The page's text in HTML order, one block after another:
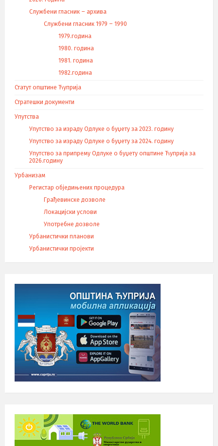
Службени гласник – архива
Службени гласник 1979 – 1990
1979.година
1980. година
1981. година
1982.година
Статут општине Ћуприја
Стратешки документи
Упутства
Упутство за израду Одлуке о буџету за 2023. годину
Упутство за израду Одлуке о буџету за 2024. годину
Упутство за припрему Одлуке о буџету општине Ћуприја за
2026.годину
Урбанизам
Регистар обједињених процедура
Грађевинске дозволе
Локацијски услови
Употребне дозволе
Урбанистички планови
Урбанистички пројекти